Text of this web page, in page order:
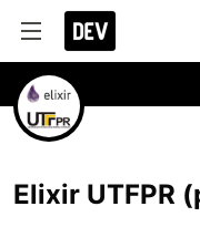
Elixir UTFPR